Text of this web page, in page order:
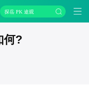
探岳 PK 途观
何?